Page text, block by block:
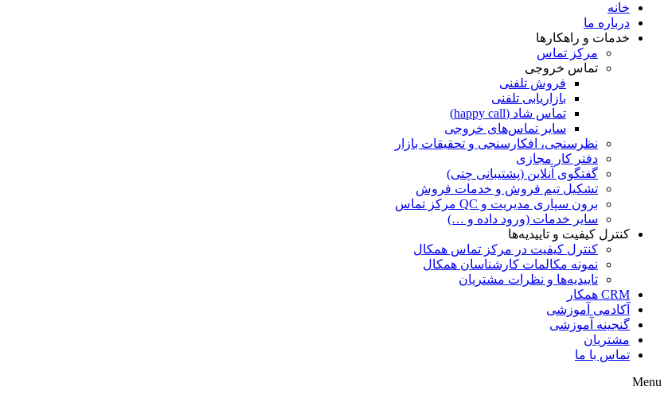
خانه
درباره ما
خدمات و راهکارها
مرکز تماس
تماس خروجی
فروش تلفنی
بازاریابی تلفنی
تماس شاد (happy call)
سایر تماس‌های خروجی
نظرسنجی، افکارسنجی و تحقیقات بازار
دفتر کار مجازی
گفتگوی آنلاین (پشتیبانی چتی)
تشکیل تیم فروش و خدمات فروش
برون سپاری مدیریت و QC مرکز تماس
سایر خدمات (ورود داده و …)
کنترل کیفیت و تاییدیه‌ها
کنترل کیفیت در مرکز تماس همکال
نمونه مکالمات کارشناسان همکال
تاییدیه‌ها و نظرات مشتریان
CRM همکار
آکادمی آموزشی
گنجینه آموزشی
مشتریان
تماس با ما
Menu